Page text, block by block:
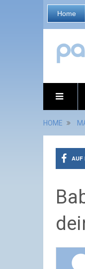
Home
HOME
AUF